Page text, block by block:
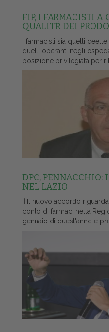
FIP, I FARMACISTI A
QUALITŔ DEI
I farmacisti sia quelli
quelli operanti negli
posizione privilegiata per
DPC, PENNACCHIO:
NEL LAZIO
ŤIl nuovo accordo
conto di farmaci nella
gennaio di quest'anno e